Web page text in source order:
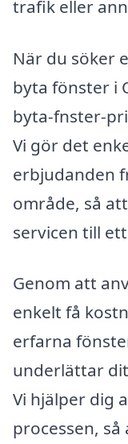
trafik eller
När du söker
byta fönster i
byta-fnster-
Vi gör det
erbjudanden
område, så
servicen till
Genom att
enkelt få
erfarna
underlättar
Vi hjälper dig
processen,